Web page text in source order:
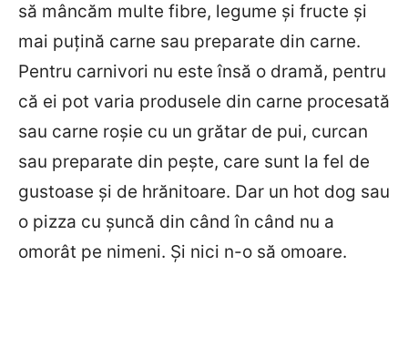
să mâncăm multe fibre, legume și fructe și
mai puțină carne sau preparate din carne.
Pentru carnivori nu este însă o dramă, pentru
că ei pot varia produsele din carne procesată
sau carne roșie cu un grătar de pui, curcan
sau preparate din pește, care sunt la fel de
gustoase și de hrănitoare. Dar un hot dog sau
o pizza cu șuncă din când în când nu a
omorât pe nimeni. Și nici n-o să omoare.